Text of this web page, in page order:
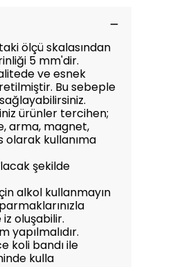
ölçü skalasından
5 mm'dir.
ve esnek
Bu sebeple
ürünler tercihen;
arma, magnet,
olarak kullanıma
şekilde
alkol kullanmayın
iz oluşabilir.
yapılmalıdır.
koli bandı ile
kulla